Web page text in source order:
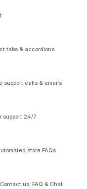
tabs & accordions
support calls & emails
support 24/7
store FAQs
us, FAQ & Chat